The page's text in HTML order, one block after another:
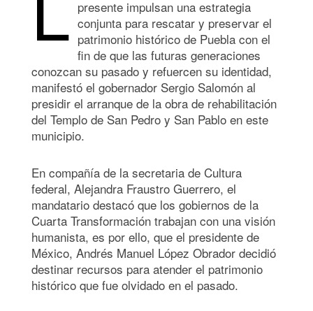
presente impulsan una estrategia
conjunta para rescatar y preservar el
patrimonio histórico de Puebla con el
fin de que las futuras generaciones
conozcan su pasado y refuercen su identidad,
manifestó el gobernador Sergio Salomón al
presidir el arranque de la obra de rehabilitación
del Templo de San Pedro y San Pablo en este
municipio.
En compañía de la secretaria de Cultura
federal, Alejandra Fraustro Guerrero, el
mandatario destacó que los gobiernos de la
Cuarta Transformación trabajan con una visión
humanista, es por ello, que el presidente de
México, Andrés Manuel López Obrador decidió
destinar recursos para atender el patrimonio
histórico que fue olvidado en el pasado.